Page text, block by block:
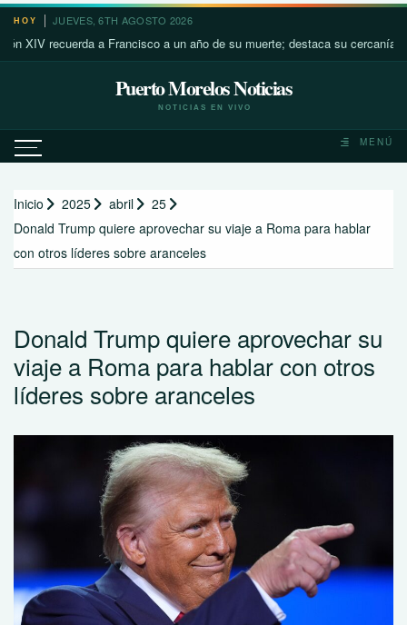
Saltar
contenido
HOY JUEVES, 6TH AGOSTO 2026
recuerda a Francisco a un año de su muerte; destaca su cercanía con
Puerto Morelos Noticias
NOTICIAS EN VIVO
MENÚ
Inicio 2025 abril
25
Donald Trump quiere aprovechar su viaje a Roma para hablar
con otros líderes sobre aranceles
Donald Trump quiere aprovechar su
viaje a Roma para hablar con otros
líderes sobre aranceles